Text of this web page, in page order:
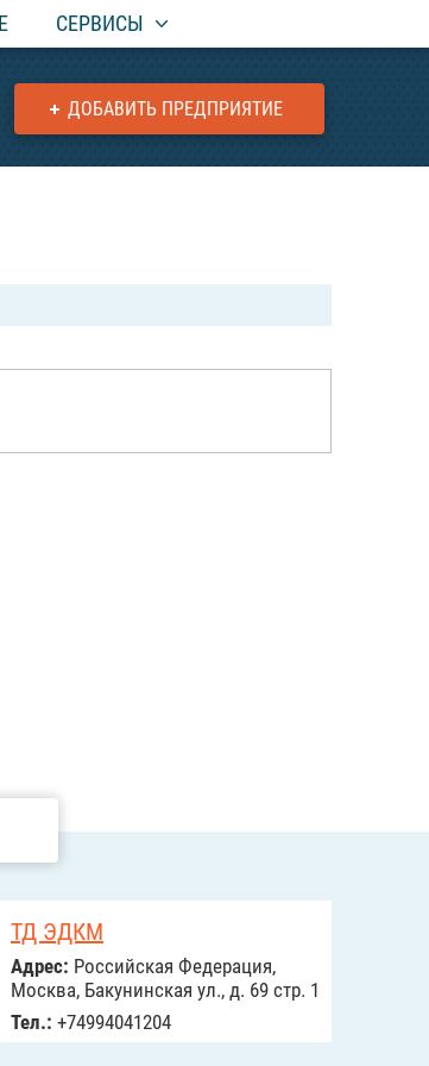
СЕРВИСЫ
ДОБАВИТЬ ПРЕДПРИЯТИЕ
ТД ЭДКМ
Адрес: Российcкая Федерация,
Москва, Бакунинская ул., д. 69 стр. 1
Тел.: +74994041204